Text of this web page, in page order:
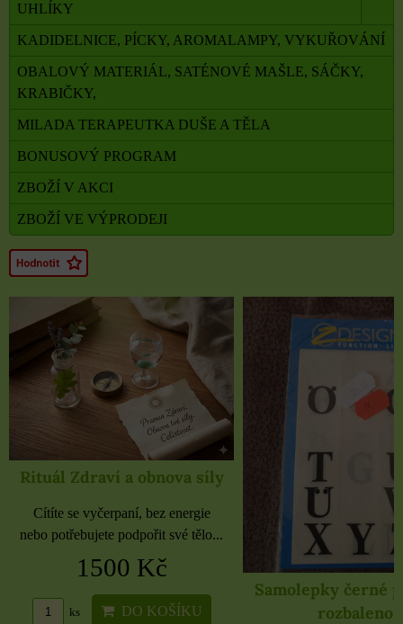
UHLÍKY
KADIDELNICE, PÍCKY, AROMALAMPY, VYKUŘOVÁNÍ
OBALOVÝ MATERIÁL, SATÉNOVÉ MAŠLE, SÁČKY,
KRABIČKY,
MILADA TERAPEUTKA DUŠE A TĚLA
BONUSOVÝ PROGRAM
ZBOŽÍ V AKCI
ZBOŽÍ VE VÝPRODEJI
Rituál Zdraví a obnova síly
Cítíte se vyčerpaní, bez energie
nebo potřebujete podpořit své tělo...
1500 Kč
ks DO KOŠÍKU
Samolepky černé
rozbaleno